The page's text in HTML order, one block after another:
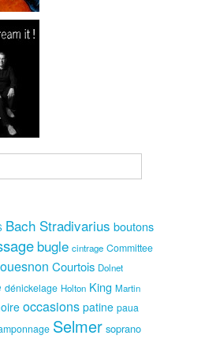
Bach Stradivarius boutons
bugle cintrage Committee
Courtois Dolnet
dénickelage Holton King Martin
occasions patine paua
Selmer soprano